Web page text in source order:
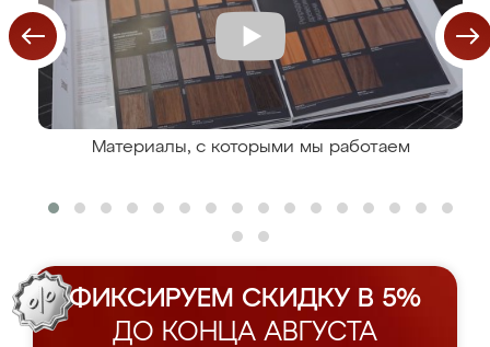
Материалы, с которыми мы работаем
ФИКСИРУЕМ СКИДКУ В 5%
ДО КОНЦА АВГУСТА